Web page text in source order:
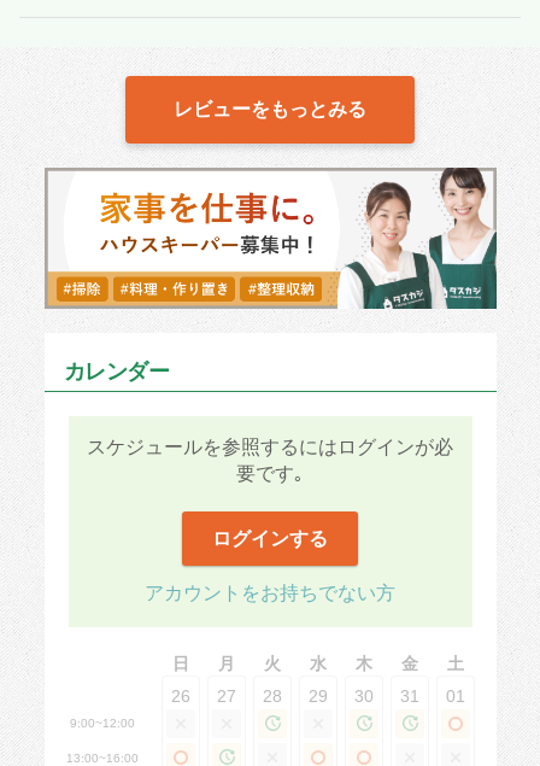
レビューをもっとみる
カレンダー
スケジュールを参照するにはログインが必
要です｡
ログインする
アカウントをお持ちでない方
日 月 火 水 木 金 土
9:00~12:00
13:00~16:00
26 27 28 29 30 31 01